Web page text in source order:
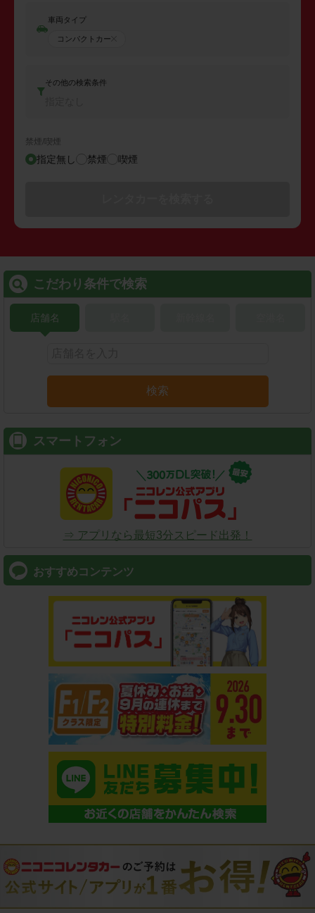
車両タイプ
コンパクトカー
その他の検索条件
禁煙/喫煙
指定無し 禁煙 喫煙
こだわり条件で検索
店舗名
検索
スマートフォン
⇒ アプリなら最短3分スピード出発！
おすすめコンテンツ